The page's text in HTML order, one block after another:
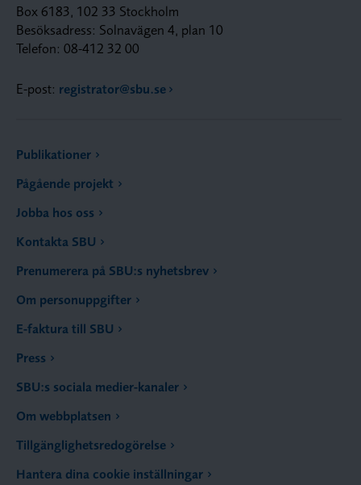
Box 6183, 102 33 Stockholm
Besöksadress: Solnavägen 4, plan 10
Telefon: 08-412 32 00
E-post: registrator@sbu.se
Publikationer
Pågående projekt
Jobba hos oss
Kontakta SBU
Prenumerera på SBU:s nyhetsbrev
Om personuppgifter
E-faktura till SBU
Press
SBU:s sociala medier-kanaler
Om webbplatsen
Tillgänglighetsredogörelse
Hantera dina cookie inställningar